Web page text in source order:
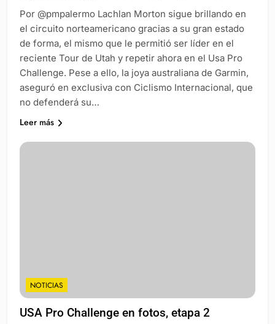
Por @pmpalermo Lachlan Morton sigue brillando en
el circuito norteamericano gracias a su gran estado
de forma, el mismo que le permitió ser líder en el
reciente Tour de Utah y repetir ahora en el Usa Pro
Challenge. Pese a ello, la joya australiana de Garmin,
aseguró en exclusiva con Ciclismo Internacional, que
no defenderá su…
Leer más
NOTICIAS
USA Pro Challenge en fotos, etapa 2